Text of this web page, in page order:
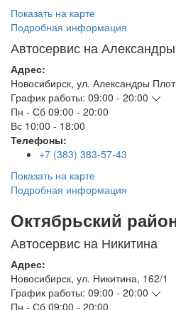
Показать на карте
Подробная информация
Автосервис на
Адрес:
Новосибирск, ул. Александры
График работы: 09:00 - 20:00
Пн - Сб 09:00 - 20:00
Вс 10:00 - 18:00
Телефоны:
+7 (383) 383-57-43
Показать на карте
Подробная информация
Октябрьский
Автосервис на Никитина
Адрес:
Новосибирск, ул. Никитина, 162/1
График работы: 09:00 - 20:00
Пн - Сб 09:00 - 20:00